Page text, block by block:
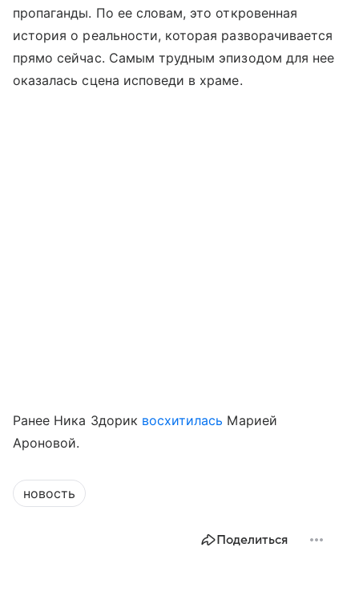
пропаганды. По ее словам, это откровенная
история о реальности, которая разворачивается
прямо сейчас. Самым трудным эпизодом для нее
оказалась сцена исповеди в храме.
Ранее Ника Здорик восхитилась Марией
Ароновой.
новость
Поделиться